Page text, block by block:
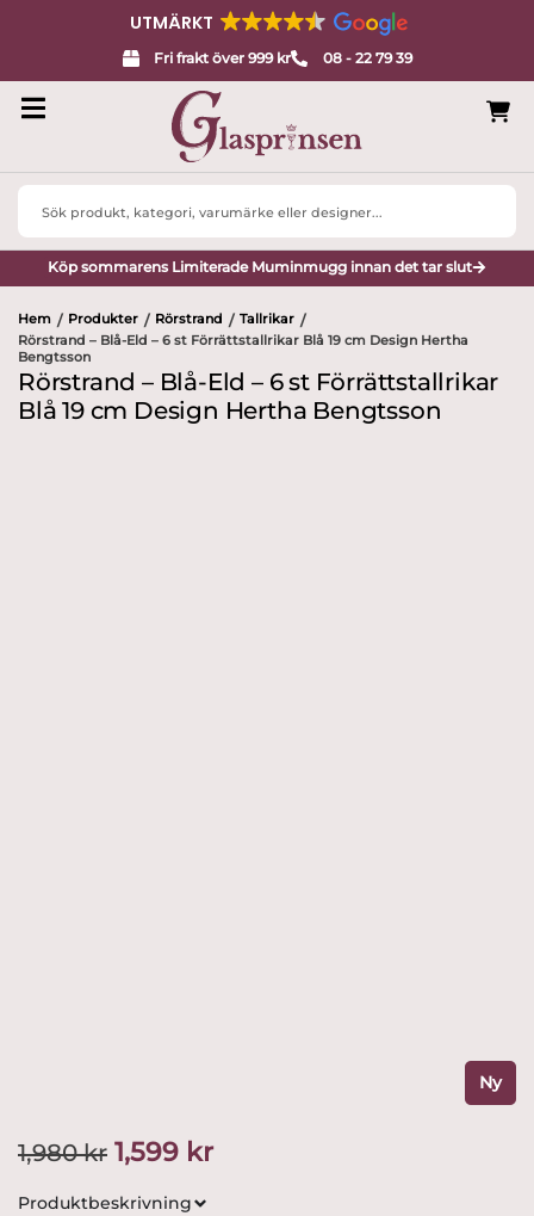
UTMÄRKT
Fri frakt över 999 kr 08 - 22 79 39
Search
Köp sommarens Limiterade Muminmugg innan det tar slut
Hem / Produkter / Rörstrand / Tallrikar /
Rörstrand – Blå-Eld – 6 st Förrättstallrikar Blå 19 cm Design Hertha
Bengtsson
Rörstrand – Blå-Eld – 6 st Förrättstallrikar
Blå 19 cm Design Hertha Bengtsson
Ny
1,980kr Det
ursprungliga
1,599 krDet
Produktbeskrivning